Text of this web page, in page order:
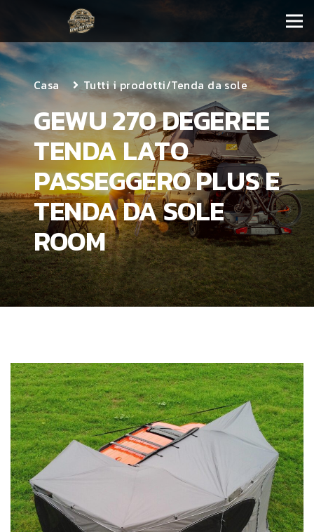
Casa Tutti i prodotti/Tenda da sole
GEWU 270 DEGEREE
TENDA LATO
PASSEGGERO PLUS E
TENDA DA SOLE
ROOM